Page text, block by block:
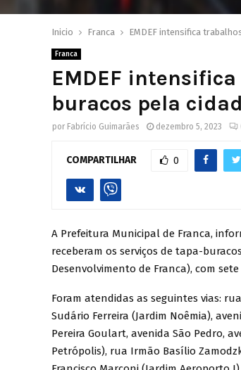
Inicio Franca EMDEF intensifica
Franca
EMDEF
buracos pela
por Fabrício Guimarães dezembro 5, 2023
COMPARTILHAR 0
A Prefeitura Municipal de Franca,
receberam os serviços de tapa-
Desenvolvimento de Franca), com
Foram atendidas as seguintes vias:
Sudário Ferreira (Jardim Noêmia),
Pereira Goulart, avenida São Pedro,
Petrópolis), rua Irmão Basílio